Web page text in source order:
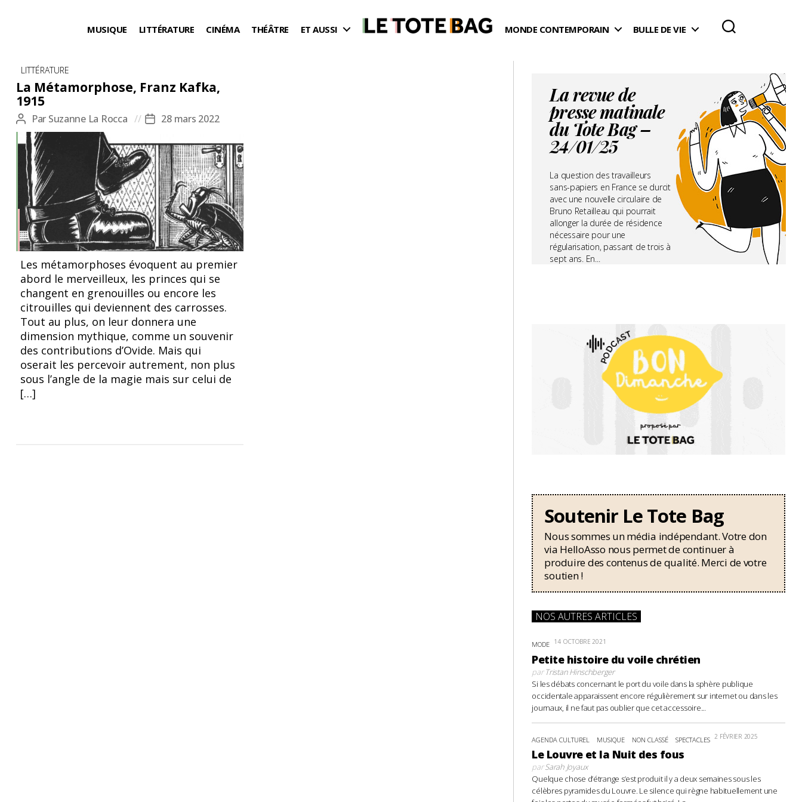
MUSIQUE LITTÉRATURE CINÉMA THÉÂTRE ET AUSSI MONDE CONTEMPORAIN BULLE DE VIE
Catégories
LITTÉRATURE
La Métamorphose, Franz Kafka,
1915
Auteur
de
l’article
Par Suzanne La Rocca
Date
l’article
28 mars 2022
Les métamorphoses évoquent au premier
abord le merveilleux, les princes qui se
changent en grenouilles ou encore les
citrouilles qui deviennent des carrosses.
Tout au plus, on leur donnera une
dimension mythique, comme un souvenir
des contributions d’Ovide. Mais qui
oserait les percevoir autrement, non plus
sous l’angle de la magie mais sur celui de
[…]
La revue de
presse matinale
du Tote Bag –
24/01/25
La question des travailleurs
sans-papiers en France se durcit
avec une nouvelle circulaire de
Bruno Retailleau qui pourrait
allonger la durée de résidence
nécessaire pour une
régularisation, passant de trois à
sept ans. En...
Soutenir Le Tote Bag
Nous sommes un média indépendant. Votre don
via HelloAsso nous permet de continuer à
produire des contenus de qualité. Merci de votre
soutien !
NOS AUTRES ARTICLES
MODE 14 OCTOBRE 2021
Petite histoire du voile chrétien
parTristan Hinschberger
Si les débats concernant le port du voile dans la sphère publique
occidentale apparaissent encore régulièrement sur internet ou dans les
journaux, il ne faut pas oublier que cet accessoire...
AGENDA CULTUREL MUSIQUE NON CLASSÉ SPECTACLES 2 FÉVRIER 2025
Le Louvre et la Nuit des fous
parSarah Joyaux
Quelque chose d’étrange s’est produit il y a deux semaines sous les
célèbres pyramides du Louvre. Le silence qui règne habituellement une